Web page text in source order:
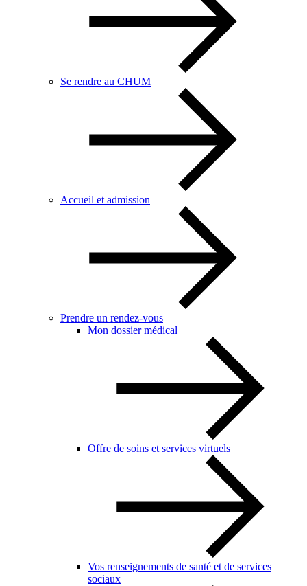
Se rendre au CHUM
Accueil et admission
Prendre un rendez-vous
Mon dossier médical
Offre de soins et services virtuels
Vos renseignements de santé et de services
sociaux